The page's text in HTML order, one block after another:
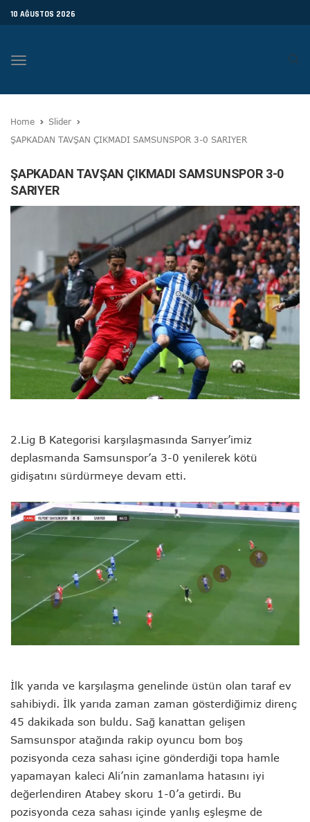
10 AĞUSTOS 2026
Toggle
Home
Slider
ŞAPKADAN TAVŞAN ÇIKMADI SAMSUNSPOR 3-0 SARIYER
ŞAPKADAN TAVŞAN ÇIKMADI SAMSUNSPOR 3-0
SARIYER
2.Lig B Kategorisi karşılaşmasında Sarıyer’imiz
deplasmanda Samsunspor’a 3-0 yenilerek kötü
gidişatını sürdürmeye devam etti.
İlk yarıda ve karşılaşma genelinde üstün olan taraf ev
sahibiydi. İlk yarıda zaman zaman gösterdiğimiz direnç
45 dakikada son buldu. Sağ kanattan gelişen
Samsunspor atağında rakip oyuncu bom boş
pozisyonda ceza sahası içine gönderdiği topa hamle
yapamayan kaleci Ali’nin zamanlama hatasını iyi
değerlendiren Atabey skoru 1-0’a getirdi. Bu
pozisyonda ceza sahası içinde yanlış eşleşme de